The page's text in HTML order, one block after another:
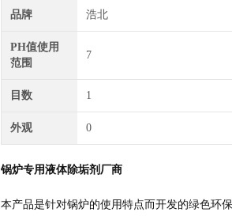
品牌 浩北
PH值使用
范围
7
目数 1
外观 0
锅炉专用液体除垢剂厂商
本产品是针对锅炉的使用特点而开发的绿色环